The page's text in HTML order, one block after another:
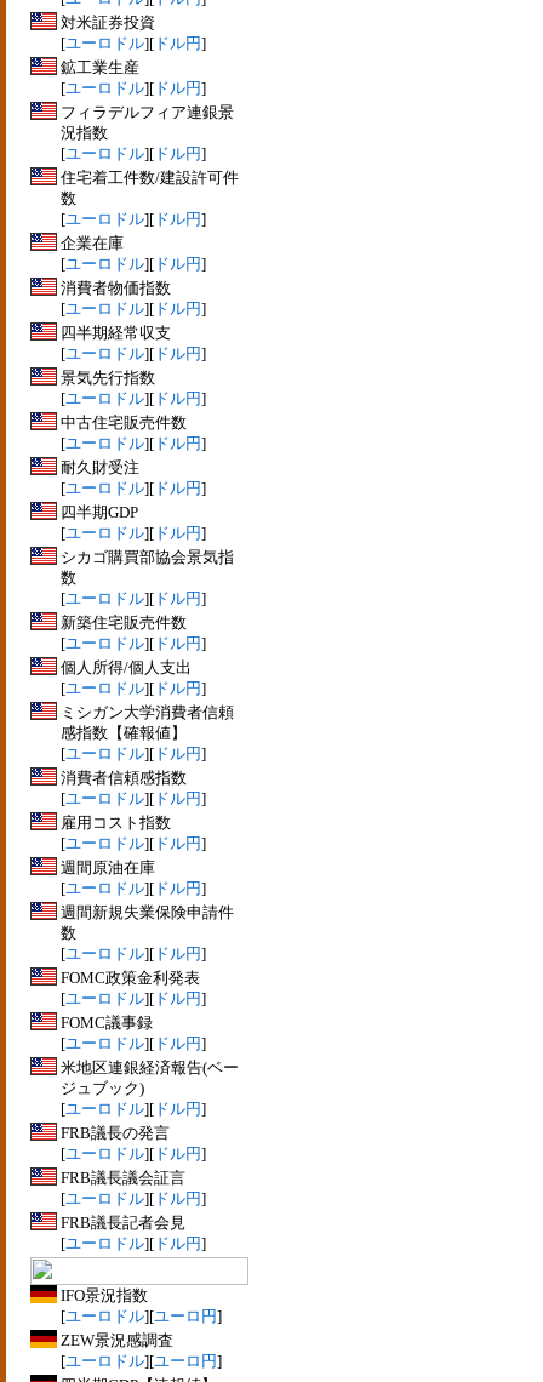
対米証券投資
[ユーロドル][ ドル円]
鉱工業生産
[ユーロドル][ ドル円]
フィラデルフィア連銀景
況指数
[ユーロドル][ ドル円]
住宅着工件数/建設許可件
数
[ユーロドル][ ドル円]
企業在庫
[ユーロドル][ ドル円]
消費者物価指数
[ユーロドル][ ドル円]
四半期経常収支
[ユーロドル][ ドル円]
景気先行指数
[ユーロドル][ ドル円]
中古住宅販売件数
[ユーロドル][ ドル円]
耐久財受注
[ユーロドル][ ドル円]
四半期GDP
[ユーロドル][ ドル円]
シカゴ購買部協会景気指
数
[ユーロドル][ ドル円]
新築住宅販売件数
[ユーロドル][ ドル円]
個人所得/個人支出
[ユーロドル][ ドル円]
ミシガン大学消費者信頼
感指数【確報値】
[ユーロドル][ ドル円]
消費者信頼感指数
[ユーロドル][ ドル円]
雇用コスト指数
[ユーロドル][ ドル円]
週間原油在庫
[ユーロドル][ ドル円]
週間新規失業保険申請件
数
[ユーロドル][ ドル円]
FOMC政策金利発表
[ユーロドル][ ドル円]
FOMC議事録
[ユーロドル][ ドル円]
米地区連銀経済報告(ベー
ジュブック)
[ユーロドル][ ドル円]
FRB議長の発言
[ユーロドル][ ドル円]
FRB議長議会証言
[ユーロドル][ ドル円]
FRB議長記者会見
[ユーロドル][ ドル円]
IFO景況指数
[ユーロドル][ユーロ円]
ZEW景況感調査
[ユーロドル][ユーロ円]